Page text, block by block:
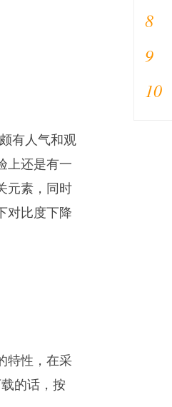
有人气和观
上还是有一
元素，同时
对比度下降
特性，在采
的话，按
8
9
10